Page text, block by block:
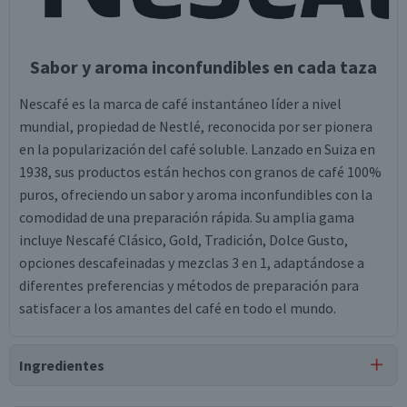
Sabor y aroma inconfundibles en cada taza
Nescafé es la marca de café instantáneo líder a nivel
mundial, propiedad de Nestlé, reconocida por ser pionera
en la popularización del café soluble. Lanzado en Suiza en
1938, sus productos están hechos con granos de café 100%
puros, ofreciendo un sabor y aroma inconfundibles con la
comodidad de una preparación rápida. Su amplia gama
incluye Nescafé Clásico, Gold, Tradición, Dolce Gusto,
opciones descafeinadas y mezclas 3 en 1, adaptándose a
diferentes preferencias y métodos de preparación para
satisfacer a los amantes del café en todo el mundo.
Ingredientes